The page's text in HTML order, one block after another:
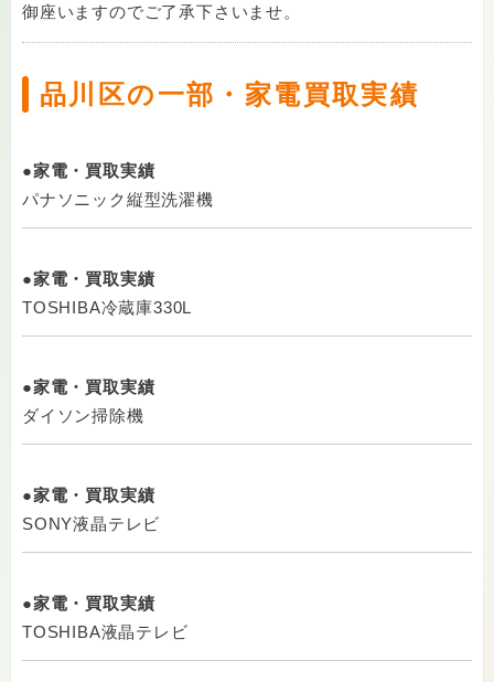
御座いますのでご了承下さいませ。
品川区の一部・家電買取実績
●家電・買取実績
パナソニック縦型洗濯機
●家電・買取実績
TOSHIBA冷蔵庫330L
●家電・買取実績
ダイソン掃除機
●家電・買取実績
SONY液晶テレビ
●家電・買取実績
TOSHIBA液晶テレビ